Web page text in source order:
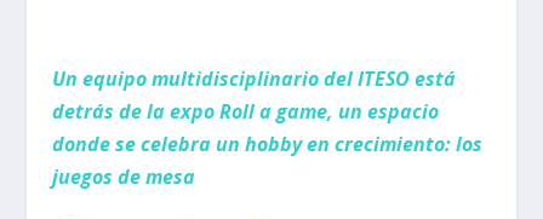
Un equipomultidisciplinario del ITESO está
detrás de la expo Roll agame, un espacio
donde se celebra un hobby en crecimiento: los
juegos de mesa